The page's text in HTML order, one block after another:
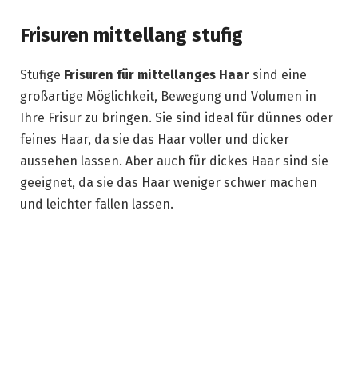
Frisuren mittellang stufig
Stufige Frisuren für mittellanges Haar sind eine
großartige Möglichkeit, Bewegung und Volumen in
Ihre Frisur zu bringen. Sie sind ideal für dünnes oder
feines Haar, da sie das Haar voller und dicker
aussehen lassen. Aber auch für dickes Haar sind sie
geeignet, da sie das Haar weniger schwer machen
und leichter fallen lassen.